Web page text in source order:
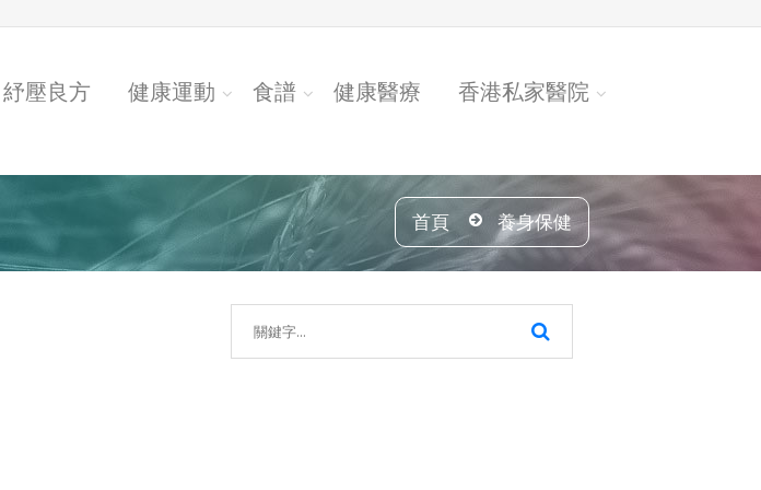
紓壓良方 健康運動 食譜 健康醫療 香港私家醫院
首頁 養身保健